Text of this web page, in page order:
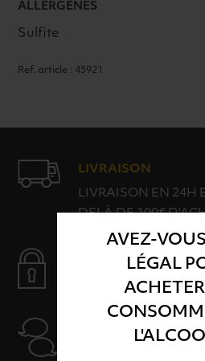
AVEZ-
LÉGAL
ALLERGÈNES
Sulfite
Ref. article : 45921
LIVRAISON
LIVRAISON EN 24H
DELÀ DE 100€
PAIEMENT
Payer en toute
Nos conseillers sont